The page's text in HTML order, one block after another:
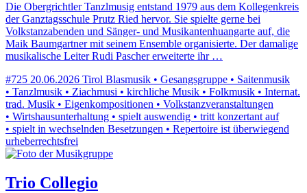
Die Obergrichtler Tanzlmusig entstand 1979 aus dem Kollegenkreis
der Ganztagsschule Prutz Ried hervor. Sie spielte gerne bei
Volkstanzabenden und Sänger- und Musikantenhuangarte auf, die
Maik Baumgartner mit seinem Ensemble organisierte. Der damalige
musikalische Leiter Rudi Pascher erweiterte ihr …
#725 20.06.2026 Tirol Blasmusik • Gesangsgruppe • Saitenmusik
• Tanzlmusik • Ziachmusi • kirchliche Musik • Folkmusik • Internat.
trad. Musik • Eigenkompositionen • Volkstanzveranstaltungen
• Wirtshausunterhaltung • spielt auswendig • tritt konzertant auf
• spielt in wechselnden Besetzungen • Repertoire ist überwiegend
urheberrechtsfrei
Trio Collegio